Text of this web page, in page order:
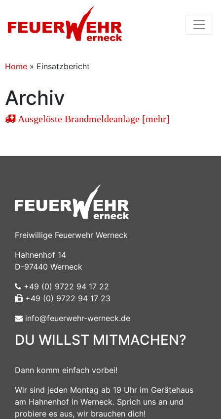
Home » Einsatzbericht
Archiv
Ausgelöste Brandmeldeanlage [mehr]
Freiwillige Feuerwehr Werneck
Hahnenhof 14
D-97440 Werneck
+49 (0) 9722 94 17 22
+49 (0) 9722 94 17 23
info@feuerwehr-werneck.de
DU WILLST MITMACHEN?
Dann komm einfach vorbei!
Wir sind jeden Montag ab 19 Uhr im Gerätehaus
am Hahnenhof in Werneck. Sprich uns an und
probiere es aus, wir brauchen dich!